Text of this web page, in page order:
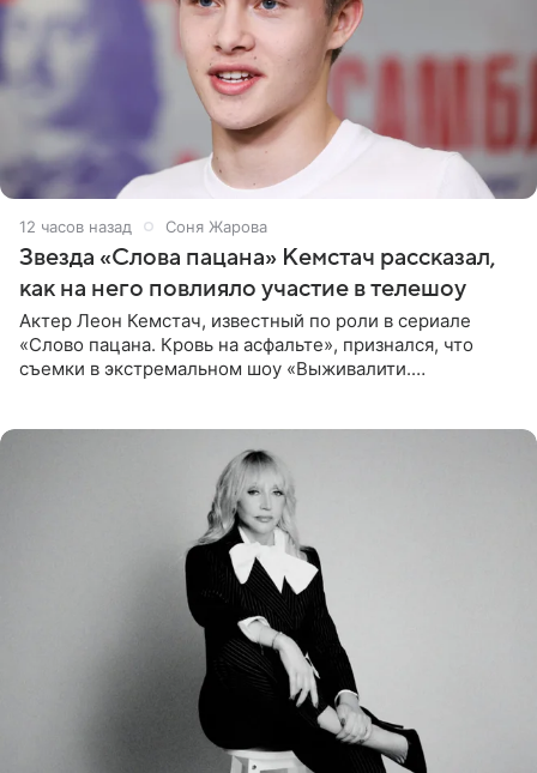
12 часов назад Соня Жарова
Звезда «Слова пацана» Кемстач рассказал,
как на него повлияло участие в телешоу
Актер Леон Кемстач, известный по роли в сериале
«Слово пацана. Кровь на асфальте», признался, что
съемки в экстремальном шоу «Выживалити.